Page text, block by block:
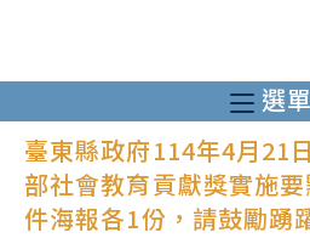
至
主
容
選單
臺東縣政府114年4月21
部社會教育貢獻獎實施
件海報各1份，請鼓勵踴